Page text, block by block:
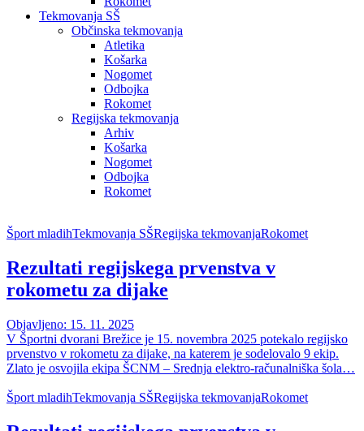
Tekmovanja SŠ
Občinska tekmovanja
Atletika
Košarka
Nogomet
Odbojka
Rokomet
Regijska tekmovanja
Arhiv
Košarka
Nogomet
Odbojka
Rokomet
Šport mladihTekmovanja SŠRegijska tekmovanjaRokomet
Rezultati regijskega prvenstva v
rokometu za dijake
Objavljeno: 15. 11. 2025
V Športni dvorani Brežice je 15. novembra 2025 potekalo regijsko
prvenstvo v rokometu za dijake, na katerem je sodelovalo 9 ekip.
Zlato je osvojila ekipa ŠCNM – Srednja elektro-računalniška šola…
Šport mladihTekmovanja SŠRegijska tekmovanjaRokomet